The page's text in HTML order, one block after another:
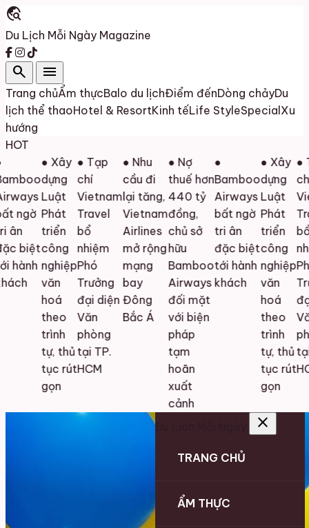
travel_explore
Du Lịch Mỗi Ngày Magazine
search menu
Trang chủẨm thựcBalo du lịchĐiểm đếnDòng chảyDu
lịch thể thaoHotel & ResortKinh tếLife StyleSpecial Xu
hướng
HOT
ngờ
biệt
hành
● Xây
dựng
Luật
Phát
triển
công
nghiệp
văn
hoá
theo
trình
tự, thủ
tục rút
gọn
● Tạp
chí
Vietnam
Travel
bổ
nhiệm
Phó
Trưởng
đại diện
Văn
phòng
tại TP.
HCM
● Nhu
cầu đi
lại tăng,
Vietnam
Airlines
mở rộng
mạng
bay
Đông
Bắc Á
● Nợ
thuế hơn
440 tỷ
đồng,
chủ sở
hữu
Bamboo
Airways
đối mặt
với biện
pháp
tạm
hoãn
xuất
cảnh
●
Bamboo
Airways
bất ngờ
tri ân
đặc biệt
tới hành
khách
● Xây
dựng
Luật
Phát
triển
công
nghiệp
văn
hoá
theo
trình
tự, thủ
tục rút
gọn
●
chí
bổ
tại
close
TRANG CHỦ
ẨM THỰC